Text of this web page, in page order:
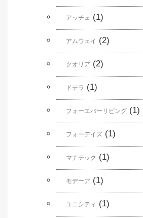
アッチェ (1)
アムウェイ (2)
クオリア (2)
ドテラ (1)
フォーエバーリビング (1)
フォーデイズ (1)
マナテック (1)
モデーア (1)
ユニシティ (1)